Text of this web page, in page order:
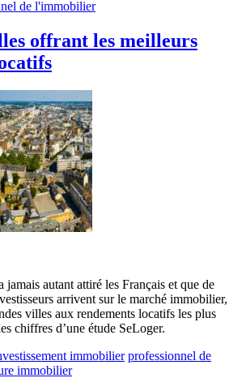
de l'immobilier
offrant les meilleurs
jamais autant attiré les Français et que de
arrivent sur le marché immobilier,
villes aux rendements locatifs les plus
chiffres d’une étude SeLoger.
immobilier professionnel de
immobilier